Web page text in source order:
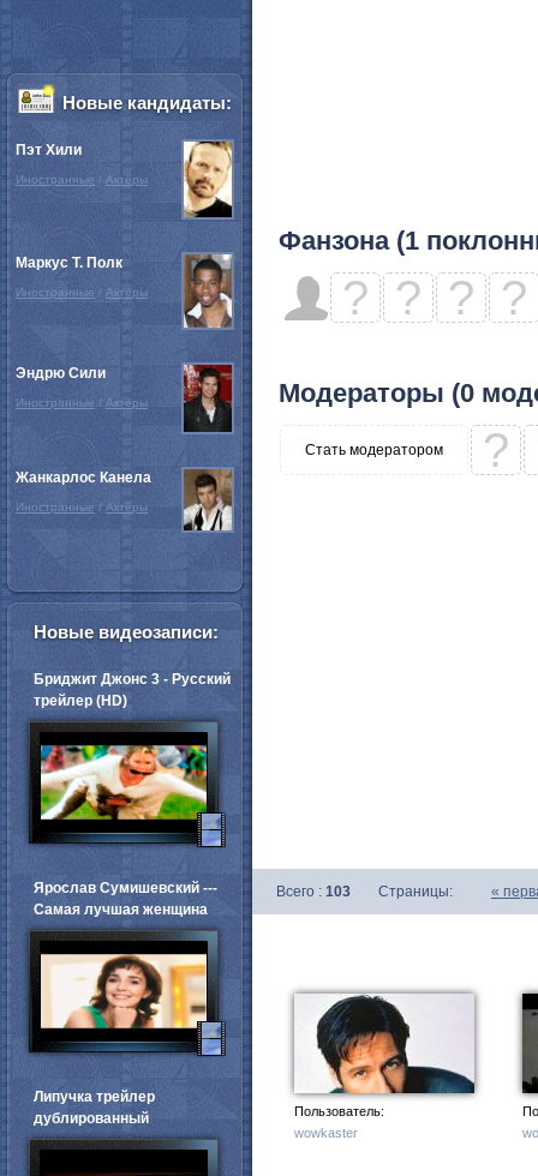
Фанзона (1
? ? ? ?
Модераторы (0
Стать модератором ?
Всего : 103 Страницы: «
Пользователь:
wowkaster
Новые кандидаты:
Пэт Хили
Иностранные / Актёры
Маркус Т. Полк
Иностранные / Актёры
Эндрю Сили
Иностранные / Актёры
Жанкарлос Канела
Иностранные / Актёры
Новые видеозаписи:
Бриджит Джонс 3 - Русский
трейлер (HD)
Ярослав Сумишевский ---
Самая лучшая женщина
Липучка трейлер
дублированный